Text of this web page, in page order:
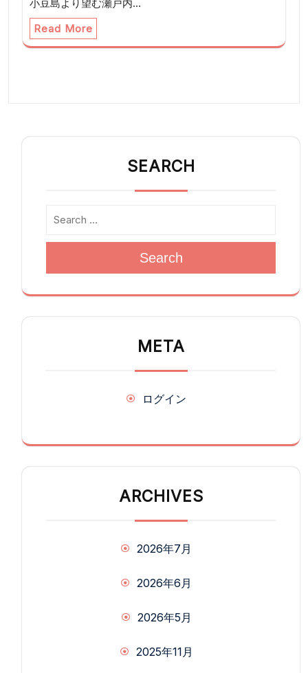
小豆島より望む瀬戸内…
Read More
SEARCH
Search
META
ログイン
ARCHIVES
2026年7月
2026年6月
2026年5月
2025年11月